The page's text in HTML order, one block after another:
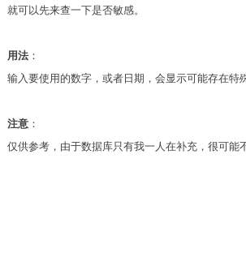
就可以先来查一下是否敏感。
用法：
输入要使用的数字，或者日期，会显示可能存在特
注意：
仅供参考，由于数据库只有我一人在补充，很可能